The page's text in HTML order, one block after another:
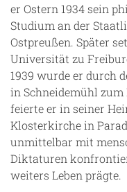
er Ostern 1934 sein
Studium an der
Ostpreußen. Später
Universität zu
1939 wurde er durch
in Schneidemühl
feierte er in seiner
Klosterkirche in
unmittelbar mit
Diktaturen
weiters Leben prägte.